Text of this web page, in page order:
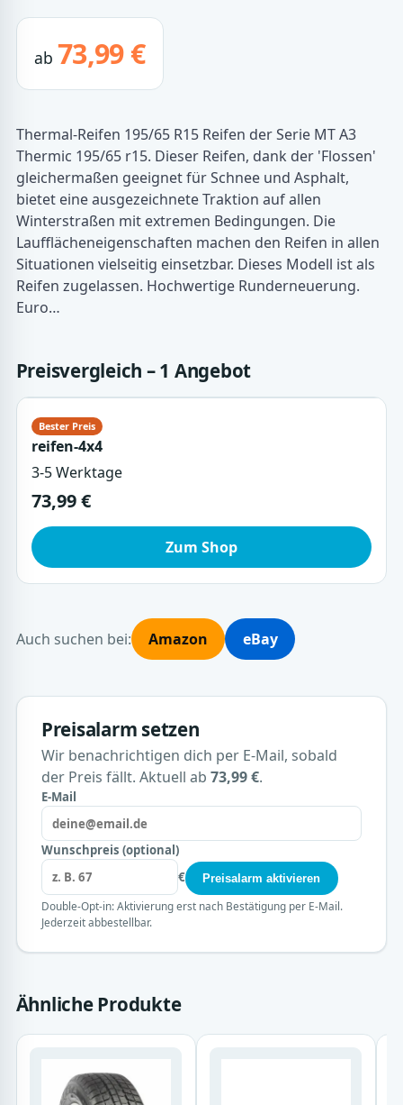
ab 73,99 €
Thermal-Reifen 195/65 R15 Reifen der Serie MT A3
Thermic 195/65 r15. Dieser Reifen, dank der 'Flossen'
gleichermaßen geeignet für Schnee und Asphalt,
bietet eine ausgezeichnete Traktion auf allen
Winterstraßen mit extremen Bedingungen. Die
Laufflächeneigenschaften machen den Reifen in allen
Situationen vielseitig einsetzbar. Dieses Modell ist als
Reifen zugelassen. Hochwertige Runderneuerung.
Euro…
Preisvergleich – 1 Angebot
reifen-4x4
3-5 Werktage
73,99 €
Zum Shop
Auch suchen bei: Amazon eBay
Preisalarm setzen
Wir benachrichtigen dich per E-Mail, sobald
der Preis fällt. Aktuell ab 73,99 €.
E-Mail
Wunschpreis (optional)
€
Preisalarm aktivieren
Double-Opt-in: Aktivierung erst nach Bestätigung per E-Mail.
Jederzeit abbestellbar.
Ähnliche Produkte